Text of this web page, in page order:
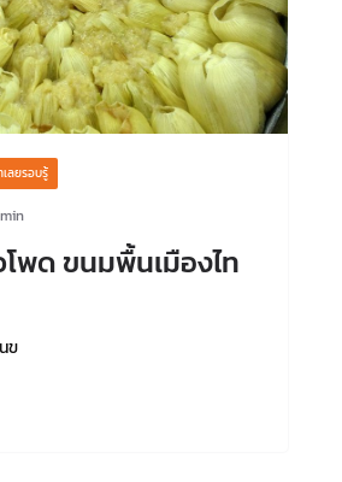
เลยรอบรู้
พด ขนมพื้นเมืองไท
ข